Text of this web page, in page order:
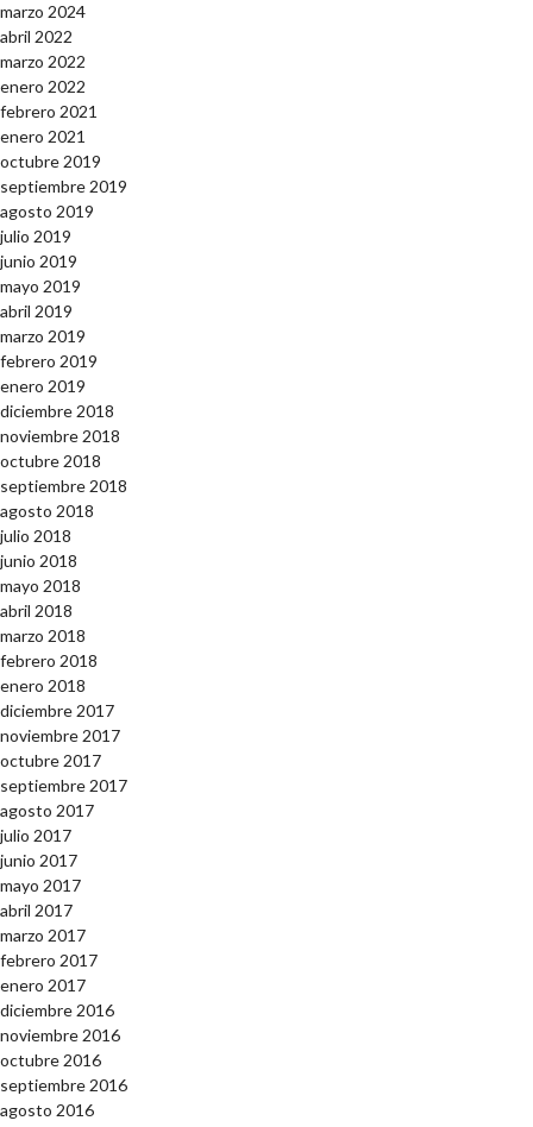
marzo 2024
abril 2022
marzo 2022
enero 2022
febrero 2021
enero 2021
octubre 2019
septiembre 2019
agosto 2019
julio 2019
junio 2019
mayo 2019
abril 2019
marzo 2019
febrero 2019
enero 2019
diciembre 2018
noviembre 2018
octubre 2018
septiembre 2018
agosto 2018
julio 2018
junio 2018
mayo 2018
abril 2018
marzo 2018
febrero 2018
enero 2018
diciembre 2017
noviembre 2017
octubre 2017
septiembre 2017
agosto 2017
julio 2017
junio 2017
mayo 2017
abril 2017
marzo 2017
febrero 2017
enero 2017
diciembre 2016
noviembre 2016
octubre 2016
septiembre 2016
agosto 2016